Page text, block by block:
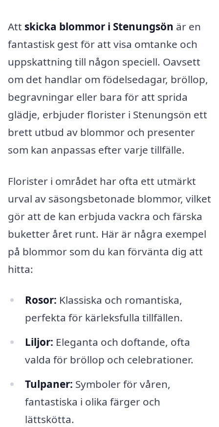
Att skicka blommor i Stenungsön är en
fantastisk gest för att visa omtanke och
uppskattning till någon speciell. Oavsett
om det handlar om födelsedagar, bröllop,
begravningar eller bara för att sprida
glädje, erbjuder florister i Stenungsön ett
brett utbud av blommor och presenter
som kan anpassas efter varje tillfälle.
Florister i området har ofta ett utmärkt
urval av säsongsbetonade blommor, vilket
gör att de kan erbjuda vackra och färska
buketter året runt. Här är några exempel
på blommor som du kan förvänta dig att
hitta:
Rosor: Klassiska och romantiska,
perfekta för kärleksfulla tillfällen.
Liljor: Eleganta och doftande, ofta
valda för bröllop och celebrationer.
Tulpaner: Symboler för våren,
fantastiska i olika färger och
lättskötta.